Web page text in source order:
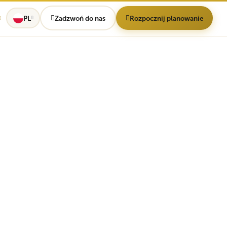
PL Zadzwoń do nas Rozpocznij planowanie